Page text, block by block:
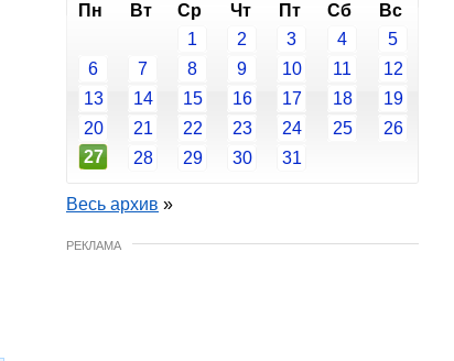
Пн Вт Ср Чт Пт Сб
Вс
1
2 3 4
5
6
7 8 9 10 11
12
13
14 15 16 17 18
19
20
21 22 23 24 25
26
27
28 29 30 31
Весь архив »
РЕКЛАМА